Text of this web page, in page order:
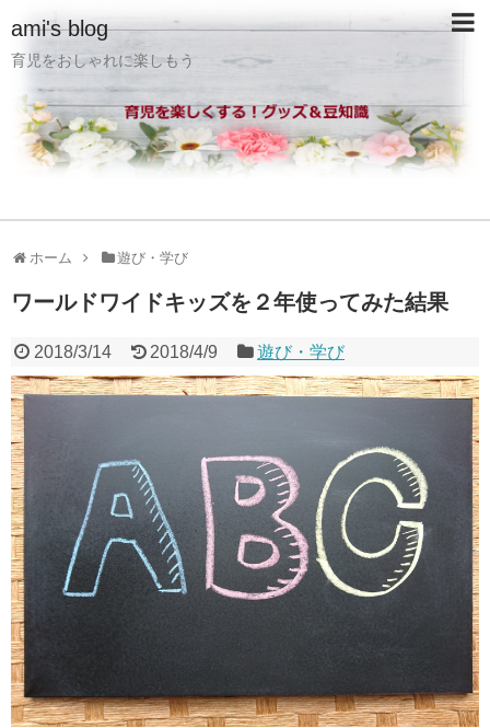
ami's blog
育児をおしゃれに楽しもう
ホーム 遊び・学び
ワールドワイドキッズを２年使ってみた結果
2018/3/14 2018/4/9 遊び・学び